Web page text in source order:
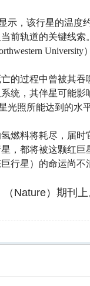
示，该行星的温
前轨道的关键线索。
的过程中曾被其
统，其伴星可能影
光照所能达到的
燃料将耗尽，届
，都将被这颗红巨
行星）的命运尚
Nature）期刊上